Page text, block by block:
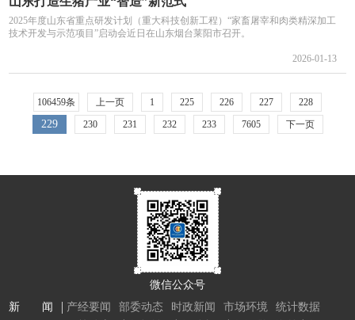
2025年度山东省重点研发计划（重大科技创新工程）“家畜屠宰和肉类精深加工
技术开发与示范项目”启动会近日在山东烟台莱阳市召开。
2026-01-13
106459条 上一页 1 225 226 227 228
229 230 231 232 233 7605 下一页
微信公众号
新 闻
产经要闻 部委动态 时政新闻 市场环境
统计数据